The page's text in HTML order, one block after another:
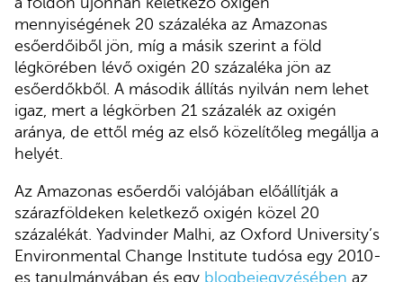
mennyiségének 20 százaléka az Amazonas
esőerdőiből jön, míg a másik szerint a föld
légkörében lévő oxigén 20 százaléka jön az
esőerdőkből. A második állítás nyilván nem lehet
igaz, mert a légkörben 21 százalék az oxigén
aránya, de ettől még az első közelítőleg megállja a
helyét.
Az Amazonas esőerdői valójában előállítják a
szárazföldeken keletkező oxigén közel 20
százalékát. Yadvinder Malhi, az Oxford University’s
Environmental Change Institute tudósa egy 2010-
es tanulmányában és egy blogbejegyzésében az